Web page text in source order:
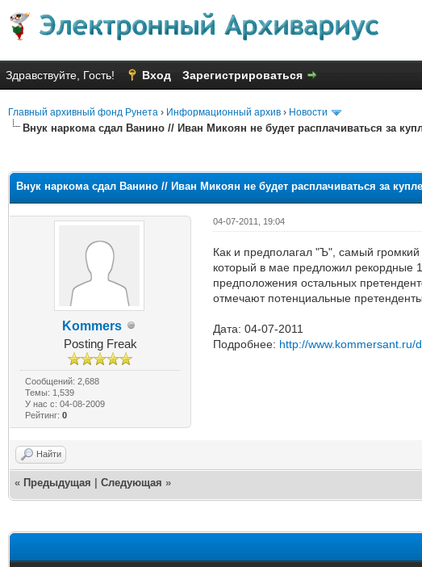
Здравствуйте, Гость! Вход Зарегистрироваться
Главный архивный фонд Рунета › Информационный архив › Новости
Внук наркома сдал Ванино // Иван Микоян не будет расплачиваться за
Внук наркома сдал Ванино // Иван Микоян не будет расплачиваться за
Kommers
Posting Freak
Сообщений: 2,688
Темы: 1,539
У нас с: 04-08-2009
Рейтинг:0
04-07-2011, 19:04
Как и предполагал "Ъ", самый
который в мае предложил рекордные
предположения остальных
отмечают потенциальные
Дата: 04-07-2011
Подробнее: http://www.kommersant.ru/
Найти
« Предыдущая Следующая »